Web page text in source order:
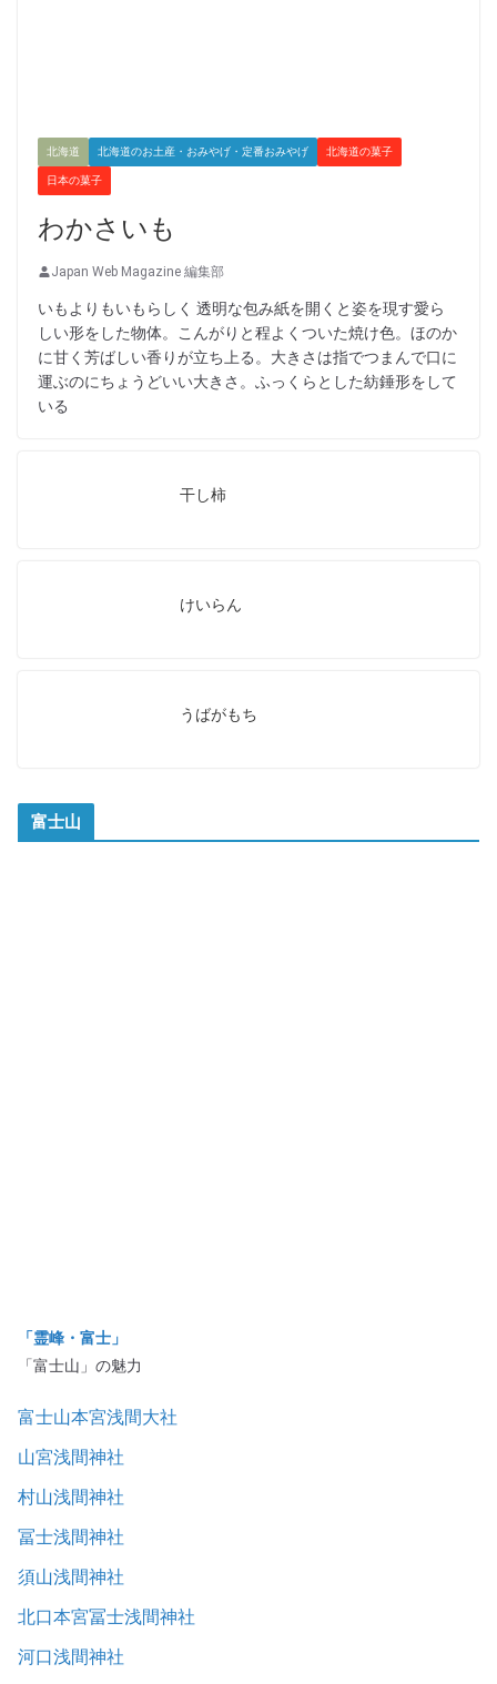
北海道 北海道のお土産・おみやげ・定番おみやげ 北海道の菓子
日本の菓子
わかさいも
Japan Web Magazine 編集部
いもよりもいもらしく 透明な包み紙を開くと姿を現す愛ら
しい形をした物体。こんがりと程よくついた焼け色。ほのか
に甘く芳ばしい香りが立ち上る。大きさは指でつまんで口に
運ぶのにちょうどいい大きさ。ふっくらとした紡錘形をして
いる
干し柿
けいらん
うばがもち
富士山
「霊峰・富士」
「富士山」の魅力
富士山本宮浅間大社
山宮浅間神社
村山浅間神社
冨士浅間神社
須山浅間神社
北口本宮冨士浅間神社
河口浅間神社